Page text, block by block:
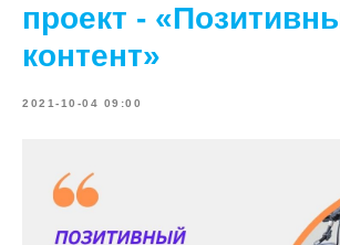
проект -
контент»
2021-10-04 09:00